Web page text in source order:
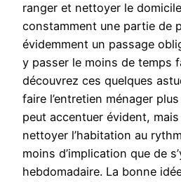
ranger et nettoyer le
constamment une partie de
évidemment un passage
y passer le moins de temps
découvrez ces quelques
faire l’entretien ménager
peut accentuer évident,
nettoyer l’habitation au
moins d’implication que de
hebdomadaire. La bonne